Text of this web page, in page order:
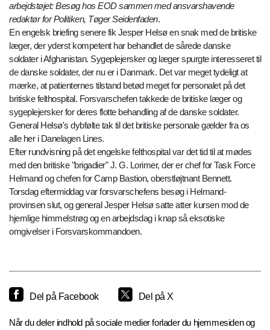
arbejdstøjet: Besøg hos EOD sammen med ansvarshavende
redaktør for Politiken, Tøger Seidenfaden.
En engelsk briefing senere fik Jesper Helsø en snak med de britiske
læger, der yderst kompetent har behandlet de sårede danske
soldater i Afghanistan. Sygeplejersker og læger spurgte interesseret til
de danske soldater, der nu er i Danmark. Det var meget tydeligt at
mærke, at patienternes tilstand betød meget for personalet på det
britiske felthospital. Forsvarschefen takkede de britiske læger og
sygeplejersker for deres flotte behandling af de danske soldater.
General Helsø's dybfølte tak til det britiske personale gælder fra os
alle her i Danelagen Lines.
Efter rundvisning på det engelske felthospital var det tid til at mødes
med den britiske "brigadier" J. G. Lorimer, der er chef for Task Force
Helmand og chefen for Camp Bastion, oberstløjtnant Bennett.
Torsdag eftermiddag var forsvarschefens besøg i Helmand-
provinsen slut, og general Jesper Helsø satte atter kursen mod de
hjemlige himmelstrøg og en arbejdsdag i knap så eksotiske
omgivelser i Forsvarskommandoen.
Del på Facebook Del på X
Når du deler indhold på sociale medier forlader du hjemmesiden og